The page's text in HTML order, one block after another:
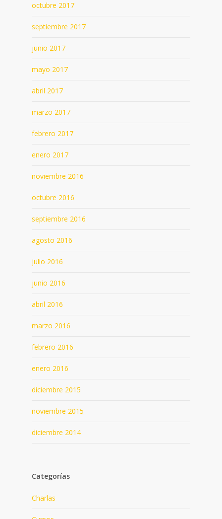
octubre 2017
septiembre 2017
junio 2017
mayo 2017
abril 2017
marzo 2017
febrero 2017
enero 2017
noviembre 2016
octubre 2016
septiembre 2016
agosto 2016
julio 2016
junio 2016
abril 2016
marzo 2016
febrero 2016
enero 2016
diciembre 2015
noviembre 2015
diciembre 2014
Categorías
Charlas